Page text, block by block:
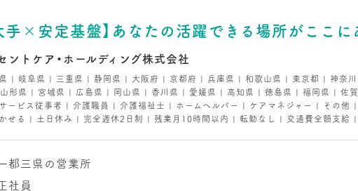
手×安定基盤】あなたの活躍できる場所がここに
ントケア・ホールディング株式会社
| 岐阜県 | 三重県 | 静岡県 | 大阪府 | 京都府 | 兵庫県 | 和歌山県 | 東京都 | 神奈
形県 | 宮城県 | 広島県 | 岡山県 | 香川県 | 愛媛県 | 高知県 | 徳島県 | 福岡県 | 佐
ービス従事者 | 介護職員 | 介護福祉士 | ホームヘルパー | ケアマネジャー | その
せる | 土日休み | 完全週休2日制 | 残業月10時間以内 | 転勤なし | 交通費全額支給 |
都三県の営業所
社員